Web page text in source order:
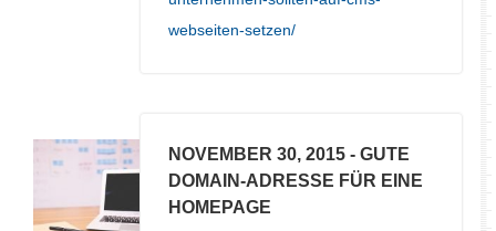
webseiten-setzen/
NOVEMBER 30, 2015 - GUTE
DOMAIN-ADRESSE FÜR EINE
HOMEPAGE